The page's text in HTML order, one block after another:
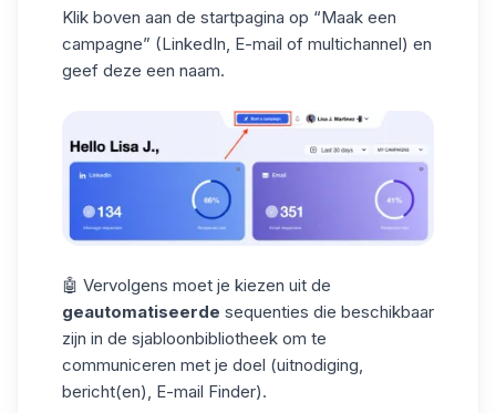
Klik boven aan de startpagina op “Maak een
campagne” (LinkedIn, E-mail of multichannel) en
geef deze een naam.
🤖 Vervolgens moet je kiezen uit de
geautomatiseerde sequenties die beschikbaar
zijn in de sjabloonbibliotheek om te
communiceren met je doel (uitnodiging,
bericht(en), E-mail Finder).